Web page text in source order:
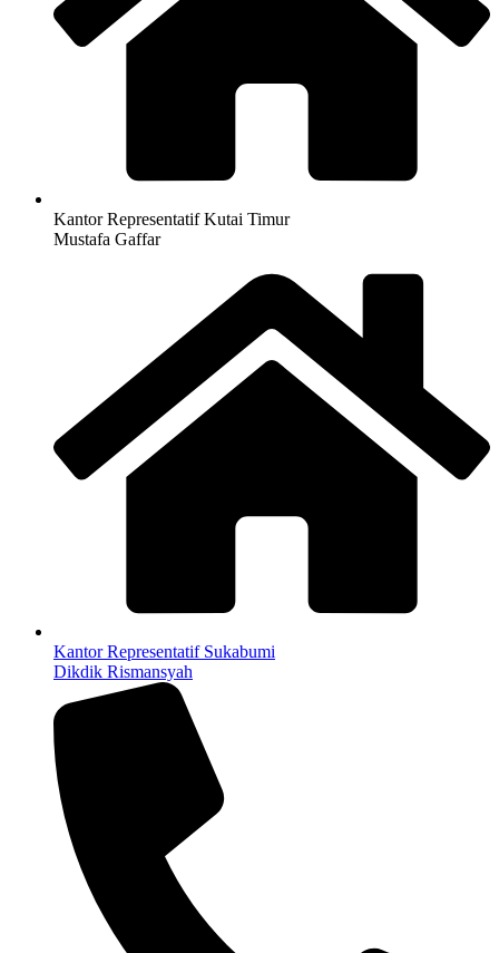
Kantor Representatif Kutai Timur
Mustafa Gaffar
Kantor Representatif Sukabumi
Dikdik Rismansyah